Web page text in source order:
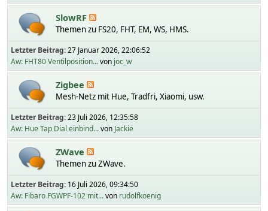
SlowRF
Themen zu FS20, FHT, EM, WS, HMS.
Letzter Beitrag:27 Januar 2026, 22:06:52
Aw: FHT80 Ventilposition...von joc_w
Zigbee
Mesh-Netz mit Hue, Tradfri, Xiaomi, usw.
Letzter Beitrag:23 Juli 2026, 12:35:58
Aw: Hue Tap Dial einbind...von Jackie
ZWave
Themen zu ZWave.
Letzter Beitrag: 16 Juli 2026, 09:34:50
Aw: Fibaro FGWPF-102 mit...von rudolfkoenig